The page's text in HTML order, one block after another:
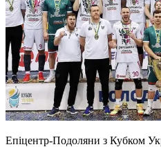
Епіцентр-Подоляни з Кубком